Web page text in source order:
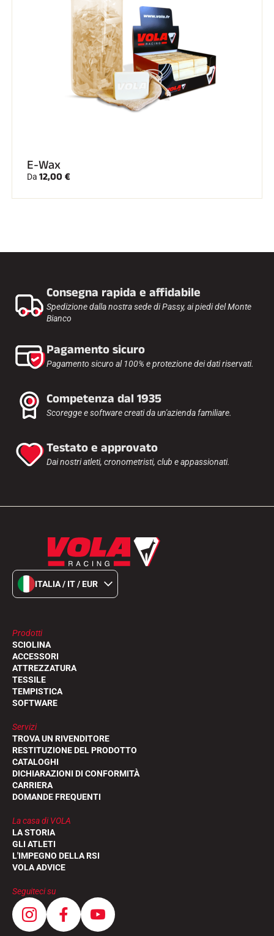
E-Wax
Da 12,00 €
Consegna rapida e affidabile
Spedizione dalla nostra sede di Passy, ai piedi del Monte
Bianco
Pagamento sicuro
Pagamento sicuro al 100% e protezione dei dati riservati.
Competenza dal 1935
Scoregge e software creati da un'azienda familiare.
Testato e approvato
Dai nostri atleti, cronometristi, club e appassionati.
ITALIA / IT / EUR
Prodotti
SCIOLINA
ACCESSORI
ATTREZZATURA
TESSILE
TEMPISTICA
SOFTWARE
Servizi
TROVA UN RIVENDITORE
RESTITUZIONE DEL PRODOTTO
CATALOGHI
DICHIARAZIONI DI CONFORMITÀ
CARRIERA
DOMANDE FREQUENTI
La casa di VOLA
LA STORIA
GLI ATLETI
L'IMPEGNO DELLA RSI
VOLA ADVICE
Seguiteci su